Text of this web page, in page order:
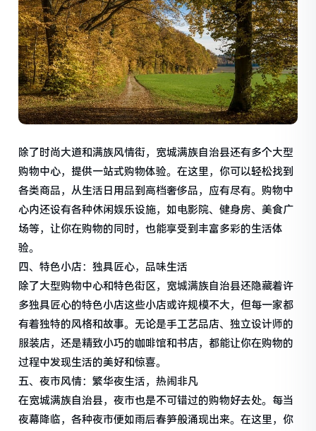
除了时尚大道和满族风情街，宽城满族自治县还有多个大型
购物中心，提供一站式购物体验。在这里，你可以轻松找到
各类商品，从生活日用品到高档奢侈品，应有尽有。购物中
心内还设有各种休闲娱乐设施，如电影院、健身房、美食广
场等，让你在购物的同时，也能享受到丰富多彩的生活体
验。
四、特色小店：独具匠心，品味生活
除了大型购物中心和特色街区，宽城满族自治县还隐藏着许
多独具匠心的特色小店这些小店或许规模不大，但每一家都
有着独特的风格和故事。无论是手工艺品店、独立设计师的
服装店，还是精致小巧的咖啡馆和书店，都能让你在购物的
过程中发现生活的美好和惊喜。
五、夜市风情：繁华夜生活，热闹非凡
在宽城满族自治县，夜市也是不可错过的购物好去处。每当
夜幕降临，各种夜市便如雨后春笋般涌现出来。在这里，你